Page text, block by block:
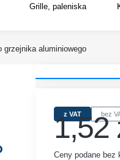
Grille, paleniska
grzejnika aluminiowego
z VAT bez
Cena
1,52
Ceny podane bez